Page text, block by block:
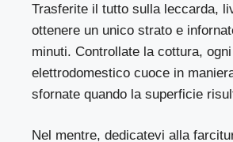
Trasferite il tutto sulla leccarda,
ottenere un unico strato e
minuti. Controllate la cottura, ogni
elettrodomestico cuoce in
sfornate quando la superficie
Nel mentre, dedicatevi alla